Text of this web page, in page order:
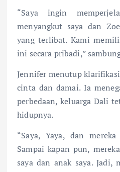
“Saya ingin
menyangkut saya dan
yang terlibat. Kami
ini secara pribadi,”
Jennifer menutup
cinta dan damai. Ia
perbedaan, keluarga Dali
hidupnya.
“Saya, Yaya, dan
Sampai kapan pun,
saya dan anak saya. Jadi,